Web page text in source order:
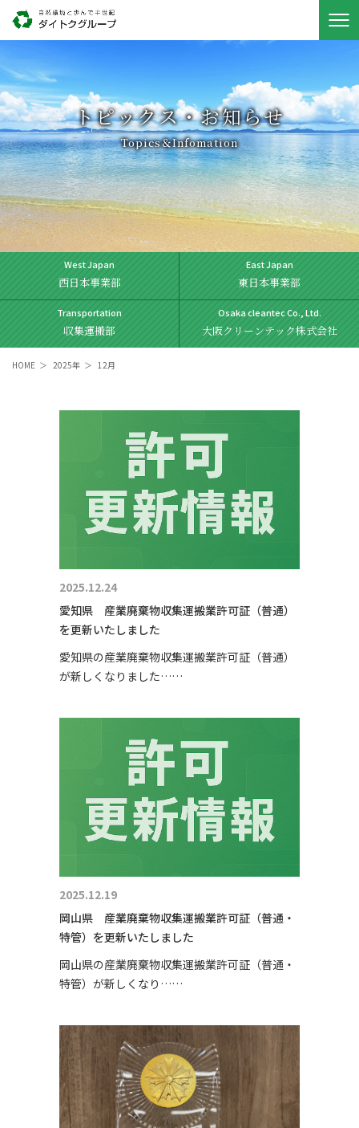
トピックス・お知らせ
Topics＆Infomation
West Japan
西日本事業部
East Japan
東日本事業部
Transportation
収集運搬部
Osaka cleantec Co., Ltd.
大阪クリーンテック株式会社
HOME ＞ 2025年 ＞ 12月
2025.12.24
愛知県 産業廃棄物収集運搬業許可証（普通）
を更新いたしました
愛知県の産業廃棄物収集運搬業許可証（普通）
が新しくなりました……
2025.12.19
岡山県 産業廃棄物収集運搬業許可証（普通・
特管）を更新いたしました
岡山県の産業廃棄物収集運搬業許可証（普通・
特管）が新しくなり……